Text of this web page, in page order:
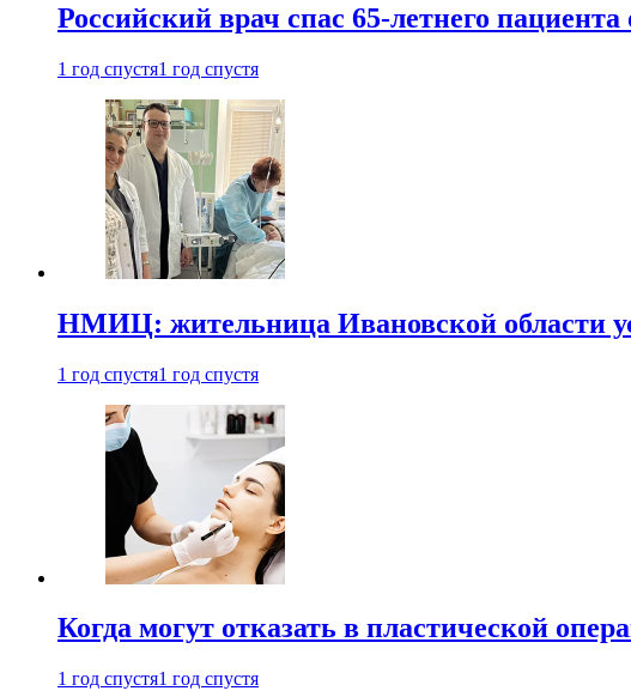
Российский врач спас 65-летнего
1 год спустя1 год спустя
НМИЦ: жительница Ивановской области
1 год спустя1 год спустя
Когда могут отказать в пластической
1 год спустя1 год спустя